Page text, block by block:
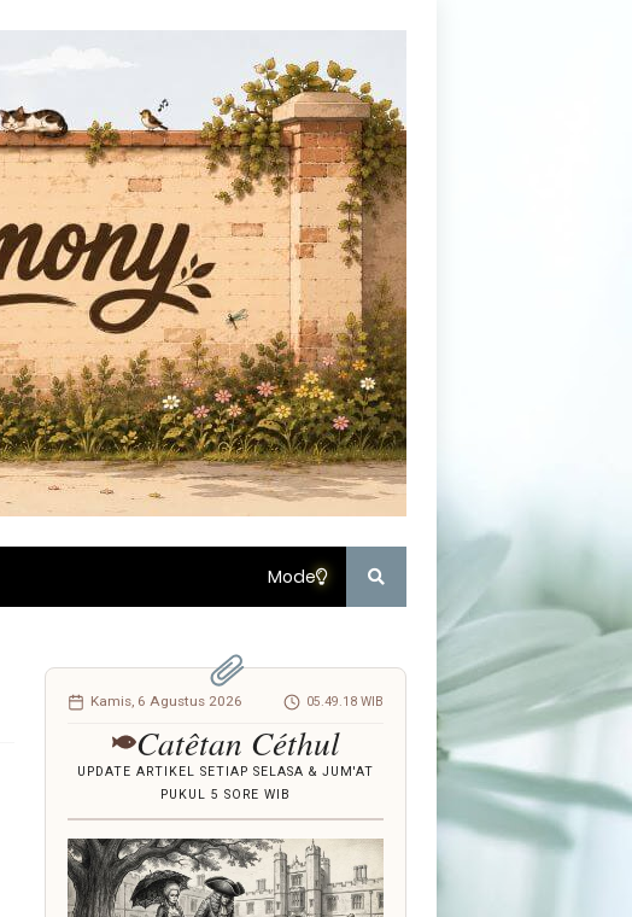
Mode
Kamis, 6 Agustus 2026 05.49.19 WIB
Catêtan Céthul
UPDATE ARTIKEL SETIAP SELASA & JUM'AT
PUKUL 5 SORE WIB